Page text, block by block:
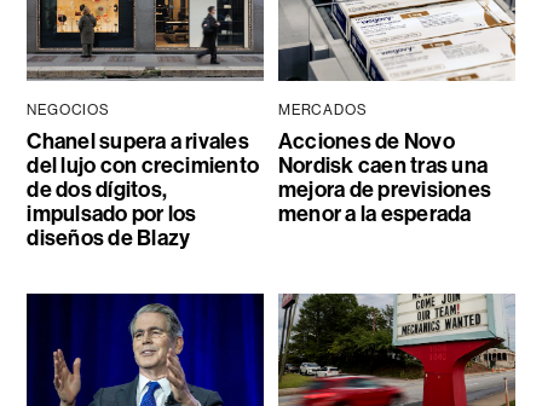
NEGOCIOS
Chanel supera a rivales
del lujo con crecimiento
de dos dígitos,
impulsado por los
diseños de Blazy
MERCADOS
Acciones de Novo
Nordisk caen tras una
mejora de previsiones
menor a la esperada